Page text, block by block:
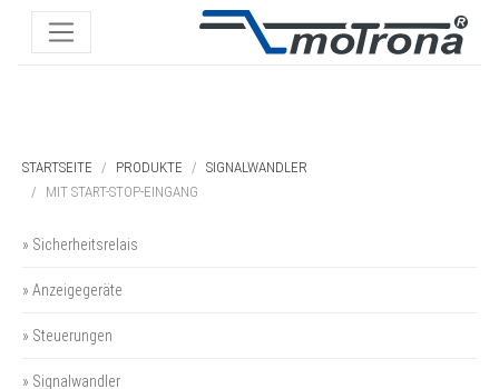
STARTSEITE PRODUKTE
SIGNALWANDLER
MIT START-STOP-EINGANG
» Sicherheitsrelais
» Anzeigegeräte
» Steuerungen
» Signalwandler